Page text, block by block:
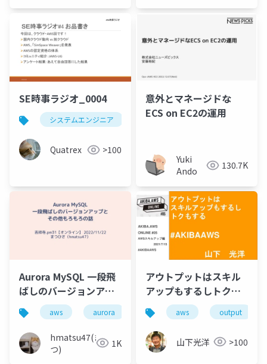
SE時事ラジオ_0004
システムエンジニア 時事 クラウド
Quatrex >100
意外とマネージドな
ECS on EC2の運用
Yuki
Ando
130.7K
Aurora MySQL 一段飛
ばしのバージョンアッ
プとその他もろもろの
話
aws aurora 移行 バージョンアップ
hmatsu47(ま
つ)
1K
アウトプットはスキル
アップもするしトクも
する
aws output
山下光洋 >100